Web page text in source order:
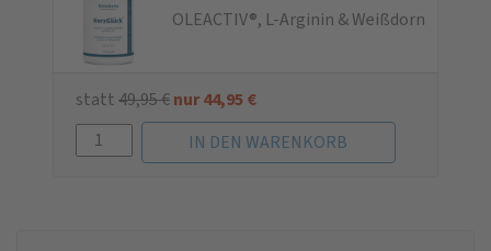
OLEACTIV®, L-Arginin & Weißdorn
statt49,95€nur44,95€